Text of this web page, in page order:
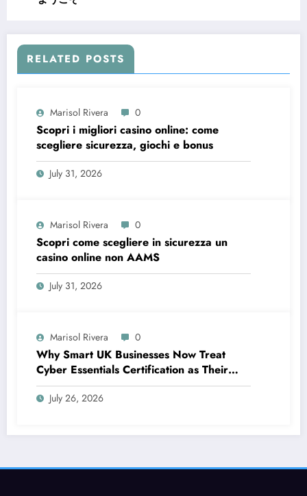
RELATED POSTS
Marisol Rivera 0
Scopri i migliori casino online: come
scegliere sicurezza, giochi e bonus
July 31, 2026
Marisol Rivera 0
Scopri come scegliere in sicurezza un
casino online non AAMS
July 31, 2026
Marisol Rivera 0
Why Smart UK Businesses Now Treat
Cyber Essentials Certification as Their
First Line of Defence
July 26, 2026